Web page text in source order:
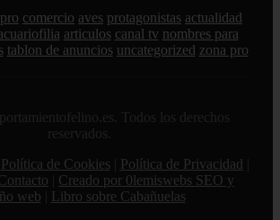
comercio aves protagonistas actualidad
articulos canal tv nombres para
tablon de anuncios uncategorized zona pro
Todos los derechos
reservados.
Política de Cookies Política de Privacidad
Creado por 0lemiswebs SEO y
web
Libro sobre Cabañuelas